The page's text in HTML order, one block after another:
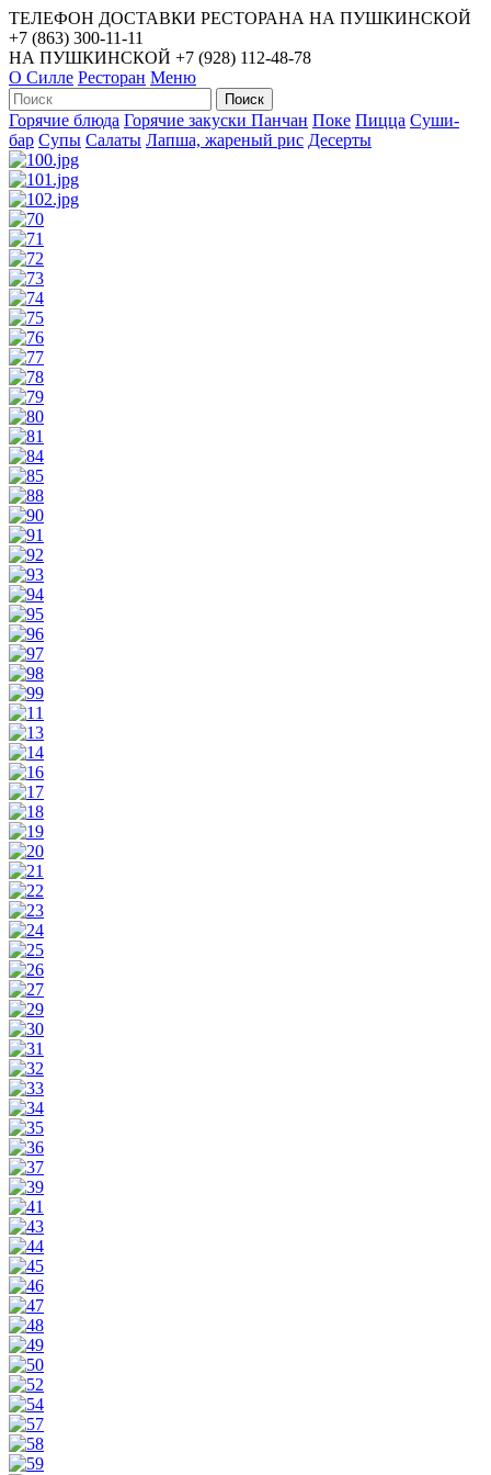
ТЕЛЕФОН ДОСТАВКИ РЕСТОРАНА НА ПУШКИНСКОЙ
+7 (863) 300-11-11
НА ПУШКИНСКОЙ +7 (928) 112-48-78
О Силле Ресторан Меню
Горячие блюда Горячие закуски Панчан Поке Пицца Суши-
бар Супы Салаты Лапша, жареный рис Десерты